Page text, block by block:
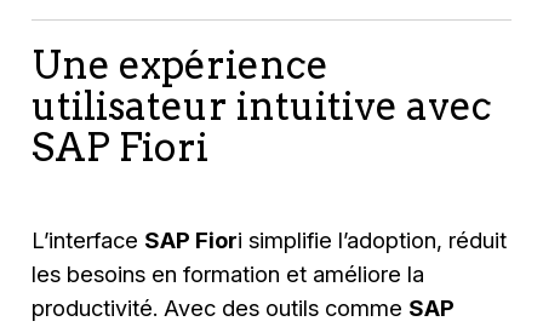
Une expérience
utilisateur intuitive avec
SAP Fiori
L’interface SAP Fiori simplifie l’adoption, réduit
les besoins en formation et améliore la
productivité. Avec des outils comme SAP